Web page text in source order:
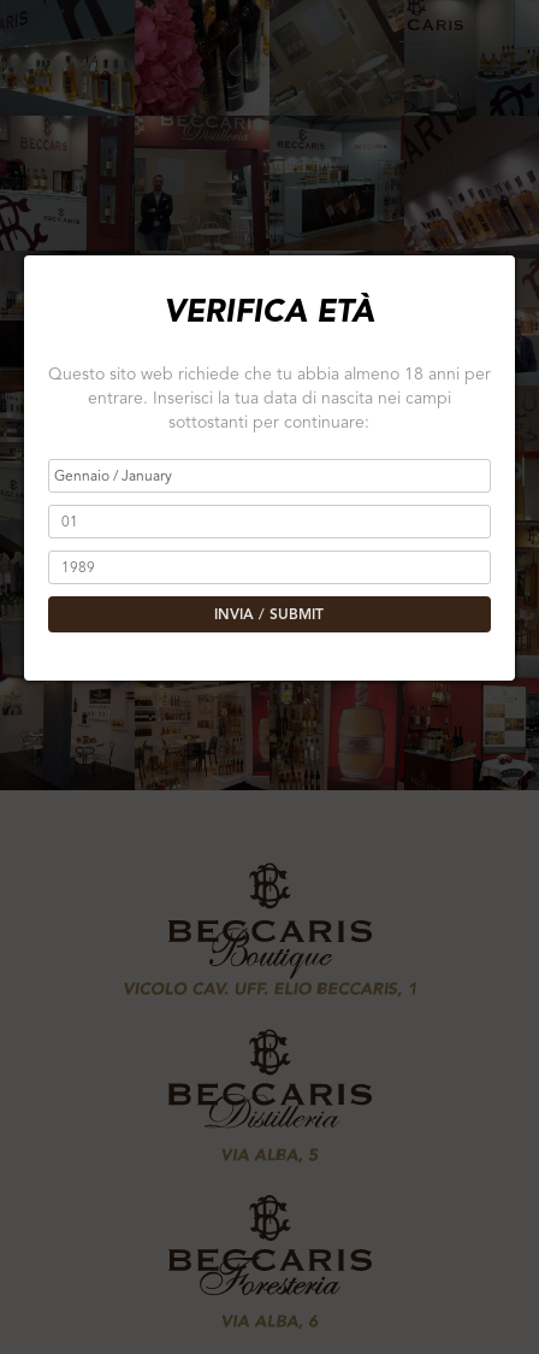
VERIFICA ETÀ
Questo sito web richiede che tu abbia almeno 18 anni per
entrare. Inserisci la tua data di nascita nei campi
sottostanti per continuare:
INVIA / SUBMIT